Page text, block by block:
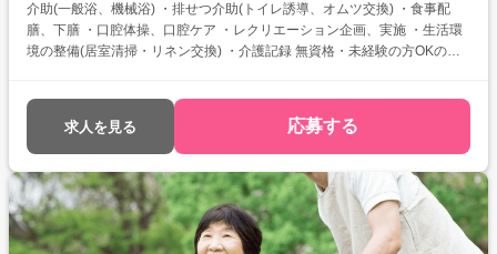
介助(一般浴、機械浴) ・排せつ介助(トイレ誘導、オムツ交換) ・食事配
膳、下膳 ・口腔体操、口腔ケア ・レクリエーション企画、実施 ・生活環
境の整備(居室清掃・リネン交換) ・介護記録 無資格・未経験の方OKの求
求人を見る 応募する